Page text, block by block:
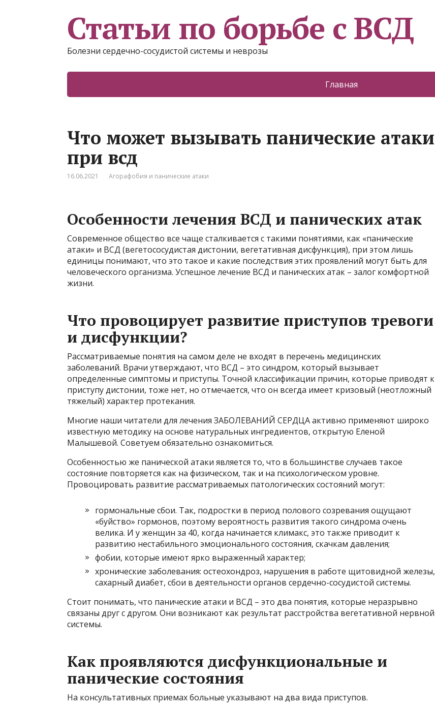
Статьи по борьбе с ВСД
Болезни сердечно-сосудистой системы и неврозы
Главная
Что может вызывать панические атаки
при всд
16.06.2021 Агорафобия и панические атаки
Особенности лечения ВСД и панических атак
Современное общество все чаще сталкивается с такими понятиями, как «панические
атаки» и ВСД (вегетососудистая дистонии, вегетативная дисфункция), при этом лишь
единицы понимают, что это такое и какие последствия этих проявлений могут быть для
человеческого организма. Успешное лечение ВСД и панических атак – залог комфортной
жизни.
Что провоцирует развитие приступов тревоги
и дисфункции?
Рассматриваемые понятия на самом деле не входят в перечень медицинских
заболеваний. Врачи утверждают, что ВСД – это синдром, который вызывает
определенные симптомы и приступы. Точной классификации причин, которые приводят к
приступу дистонии, тоже нет, но отмечается, что он всегда имеет кризовый (неотложный
тяжелый) характер протекания.
Многие наши читатели для лечения ЗАБОЛЕВАНИЙ СЕРДЦА активно применяют широко
известную методику на основе натуральных ингредиентов, открытую Еленой
Малышевой. Советуем обязательно ознакомиться.
Особенностью же панической атаки является то, что в большинстве случаев такое
состояние повторяется как на физическом, так и на психологическом уровне.
Провоцировать развитие рассматриваемых патологических состояний могут:
гормональные сбои. Так, подростки в период полового созревания ощущают
«буйство» гормонов, поэтому вероятность развития такого синдрома очень
велика. И у женщин за 40, когда начинается климакс, это также приводит к
развитию нестабильного эмоционального состояния, скачкам давления;
фобии, которые имеют ярко выраженный характер;
хронические заболевания: остеохондроз, нарушения в работе щитовидной железы,
сахарный диабет, сбои в деятельности органов сердечно-сосудистой системы.
Стоит понимать, что панические атаки и ВСД – это два понятия, которые неразрывно
связаны друг с другом. Они возникают как результат расстройства вегетативной нервной
системы.
Как проявляются дисфункциональные и
панические состояния
На консультативных приемах больные указывают на два вида приступов.